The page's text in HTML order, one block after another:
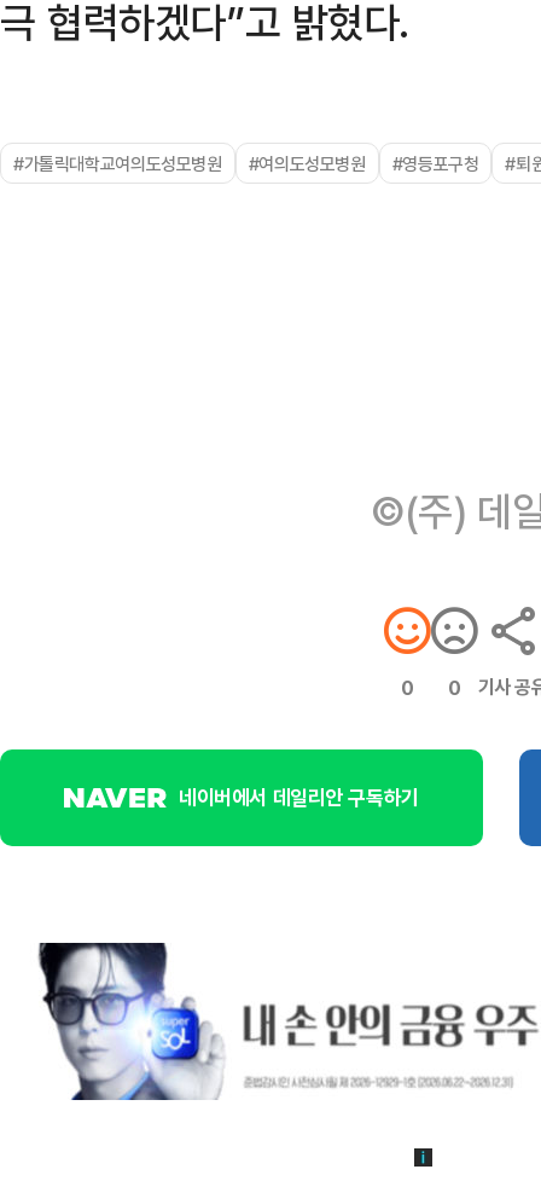
극 협력하겠다”고 밝혔다.
#가톨릭대학교여의도성모병원 #여의도성모병원 #영등포구청 #퇴
©(주) 데
0 0 기사 공
네이버에서 데일리안 구독하기